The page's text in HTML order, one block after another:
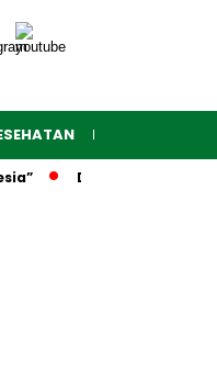
RAGAM
Dibuka Firsada